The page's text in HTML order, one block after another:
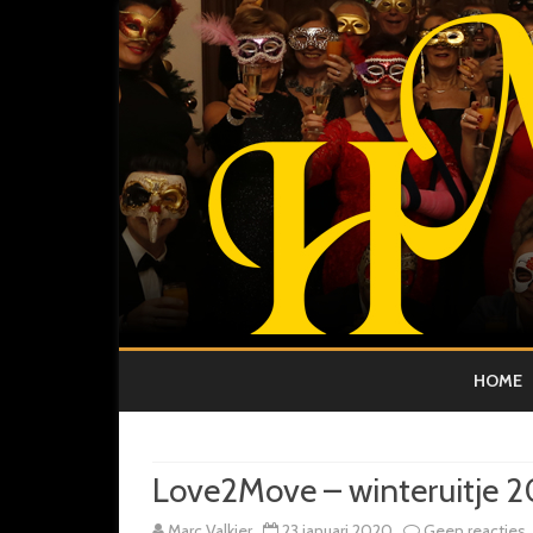
HOME
Love2Move – winteruitje